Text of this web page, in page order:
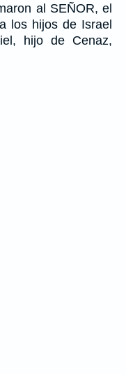
al SEÑOR, el
los hijos de Israel
hijo de Cenaz,